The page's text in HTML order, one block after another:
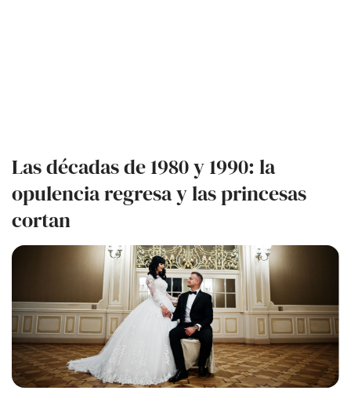
Las décadas de 1980 y 1990: la
opulencia regresa y las princesas
cortan